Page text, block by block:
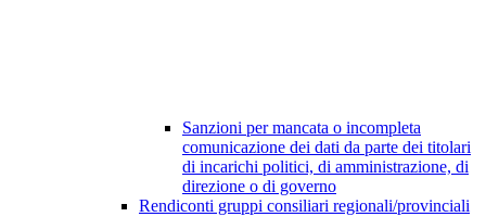
Sanzioni per mancata o incompleta
comunicazione dei dati da parte dei titolari
di incarichi politici, di amministrazione, di
direzione o di governo
Rendiconti gruppi consiliari regionali/provinciali